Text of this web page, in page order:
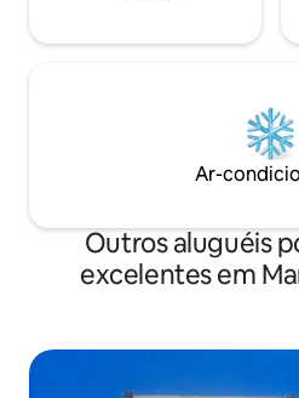
Ar-
Outros aluguéis
excelentes em